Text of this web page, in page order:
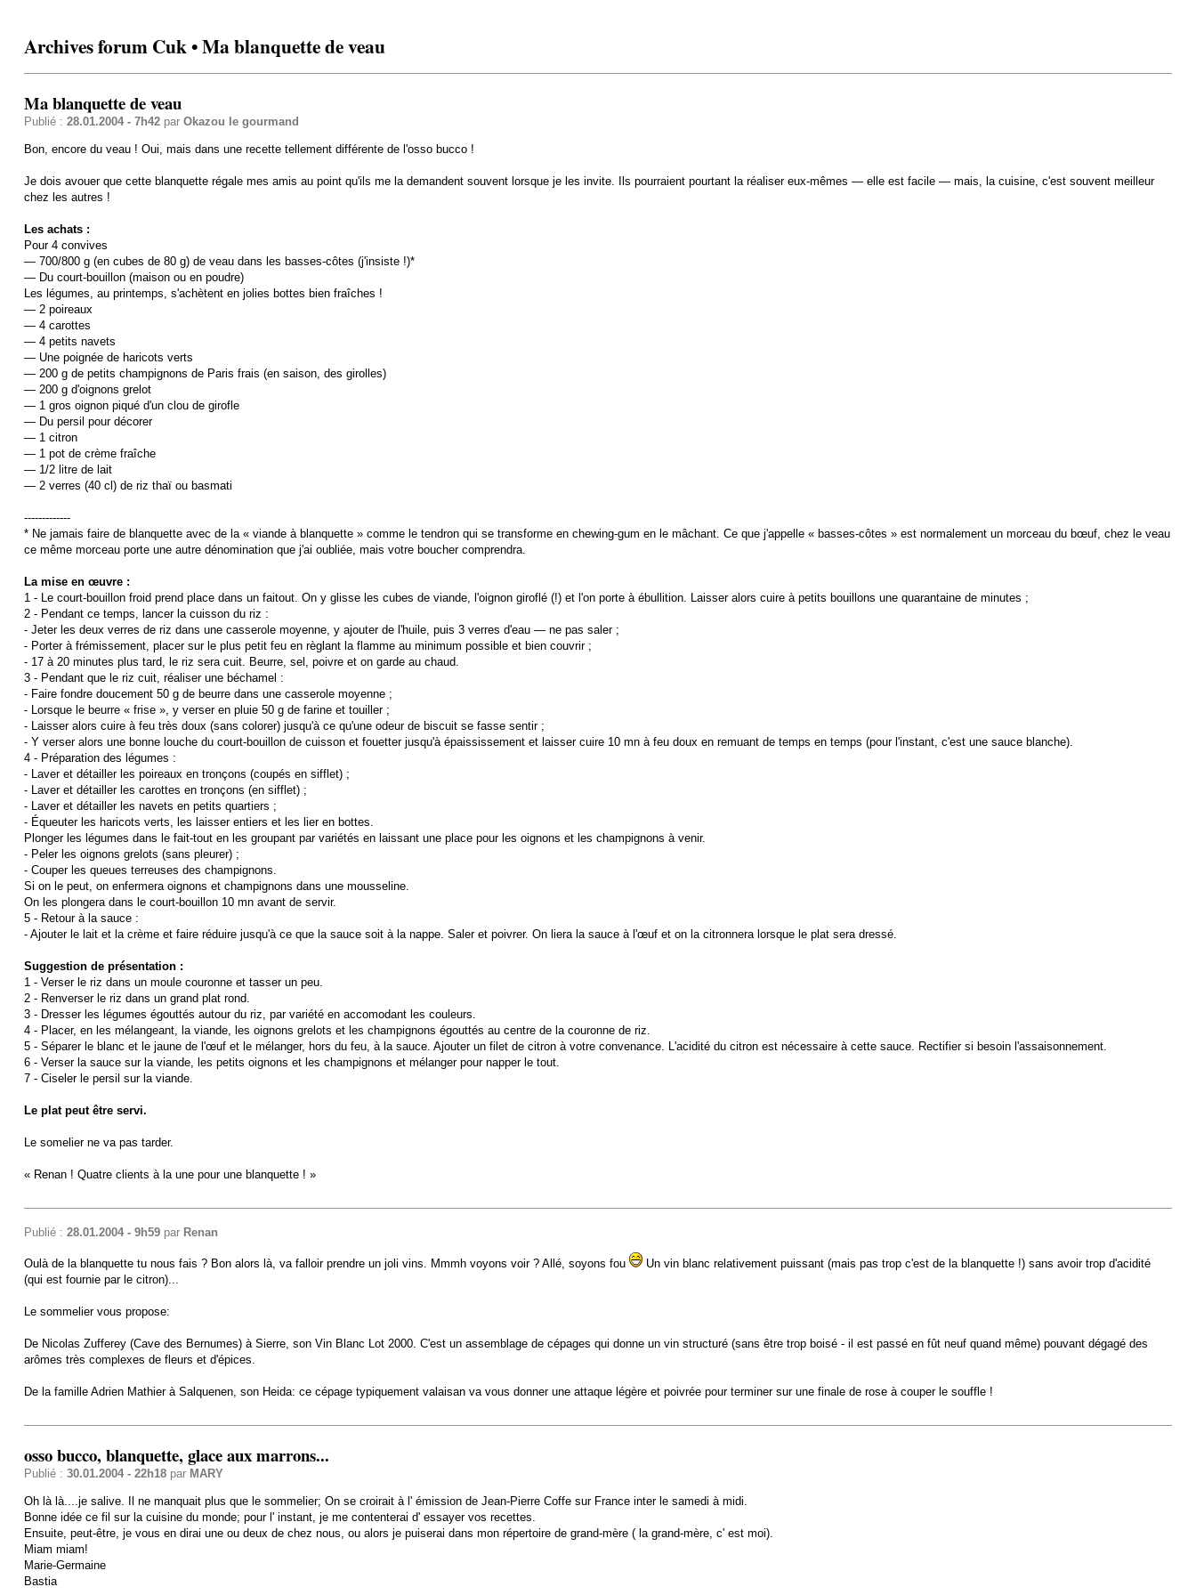
Archives forum Cuk • Ma blanquette de veau
Ma blanquette de veau
Publié : 28.01.2004 - 7h42par Okazou le gourmand
Bon, encore du veau ! Oui, mais dans une recette tellement différente de l'osso bucco !
Je dois avouer que cette blanquette régale mes amis au point qu'ils me la demandent souvent lorsque je les invite. Ils pourraient pourtant la réaliser eux-mêmes — elle est facile — mais, la cuisine, c'est souvent meilleur
chez les autres !
Les achats :
Pour 4 convives
— 700/800 g (en cubes de 80 g) de veau dans les basses-côtes (j'insiste !)*
— Du court-bouillon (maison ou en poudre)
Les légumes, au printemps, s'achètent en jolies bottes bien fraîches !
— 2 poireaux
— 4 carottes
— 4 petits navets
— Une poignée de haricots verts
— 200 g de petits champignons de Paris frais (en saison, des girolles)
— 200 g d'oignons grelot
— 1 gros oignon piqué d'un clou de girofle
— Du persil pour décorer
— 1 citron
— 1 pot de crème fraîche
— 1/2 litre de lait
— 2 verres (40 cl) de riz thaï ou basmati
-------------
* Ne jamais faire de blanquette avec de la « viande à blanquette » comme le tendron qui se transforme en chewing-gum en le mâchant. Ce que j'appelle « basses-côtes » est normalement un morceau du bœuf, chez le veau
ce même morceau porte une autre dénomination que j'ai oubliée, mais votre boucher comprendra.
La mise en œuvre :
1 - Le court-bouillon froid prend place dans un faitout. On y glisse les cubes de viande, l'oignon giroflé (!) et l'on porte à ébullition. Laisser alors cuire à petits bouillons une quarantaine de minutes ;
2 - Pendant ce temps, lancer la cuisson du riz :
- Jeter les deux verres de riz dans une casserole moyenne, y ajouter de l'huile, puis 3 verres d'eau — ne pas saler ;
- Porter à frémissement, placer sur le plus petit feu en règlant la flamme au minimum possible et bien couvrir ;
- 17 à 20 minutes plus tard, le riz sera cuit. Beurre, sel, poivre et on garde au chaud.
3 - Pendant que le riz cuit, réaliser une béchamel :
- Faire fondre doucement 50 g de beurre dans une casserole moyenne ;
- Lorsque le beurre « frise », y verser en pluie 50 g de farine et touiller ;
- Laisser alors cuire à feu très doux (sans colorer) jusqu'à ce qu'une odeur de biscuit se fasse sentir ;
- Y verser alors une bonne louche du court-bouillon de cuisson et fouetter jusqu'à épaississement et laisser cuire 10 mn à feu doux en remuant de temps en temps (pour l'instant, c'est une sauce blanche).
4 - Préparation des légumes :
- Laver et détailler les poireaux en tronçons (coupés en sifflet) ;
- Laver et détailler les carottes en tronçons (en sifflet) ;
- Laver et détailler les navets en petits quartiers ;
- Équeuter les haricots verts, les laisser entiers et les lier en bottes.
Plonger les légumes dans le fait-tout en les groupant par variétés en laissant une place pour les oignons et les champignons à venir.
- Peler les oignons grelots (sans pleurer) ;
- Couper les queues terreuses des champignons.
Si on le peut, on enfermera oignons et champignons dans une mousseline.
On les plongera dans le court-bouillon 10 mn avant de servir.
5 - Retour à la sauce :
- Ajouter le lait et la crème et faire réduire jusqu'à ce que la sauce soit à la nappe. Saler et poivrer. On liera la sauce à l'œuf et on la citronnera lorsque le plat sera dressé.
Suggestion de présentation :
1 - Verser le riz dans un moule couronne et tasser un peu.
2 - Renverser le riz dans un grand plat rond.
3 - Dresser les légumes égouttés autour du riz, par variété en accomodant les couleurs.
4 - Placer, en les mélangeant, la viande, les oignons grelots et les champignons égouttés au centre de la couronne de riz.
5 - Séparer le blanc et le jaune de l'œuf et le mélanger, hors du feu, à la sauce. Ajouter un filet de citron à votre convenance. L'acidité du citron est nécessaire à cette sauce. Rectifier si besoin l'assaisonnement.
6 - Verser la sauce sur la viande, les petits oignons et les champignons et mélanger pour napper le tout.
7 - Ciseler le persil sur la viande.
Le plat peut être servi.
Le somelier ne va pas tarder.
« Renan ! Quatre clients à la une pour une blanquette ! »
Publié : 28.01.2004 - 9h59par Renan
Oulà de la blanquette tu nous fais ? Bon alors là, va falloir prendre un joli vins. Mmmh voyons voir ? Allé, soyons fou
Un vin blanc relativement puissant (mais pas trop c'est de la blanquette !) sans avoir trop d'acidité
(qui est fournie par le citron)...
Le sommelier vous propose:
De Nicolas Zufferey (Cave des Bernumes) à Sierre, son Vin Blanc Lot 2000. C'est un assemblage de cépages qui donne un vin structuré (sans être trop boisé - il est passé en fût neuf quand même) pouvant dégagé des
arômes très complexes de fleurs et d'épices.
De la famille Adrien Mathier à Salquenen, son Heida: ce cépage typiquement valaisan va vous donner une attaque légère et poivrée pour terminer sur une finale de rose à couper le souffle !
osso bucco, blanquette, glace aux marrons...
Publié : 30.01.2004 - 22h18par MARY
Oh là là....je salive. Il ne manquait plus que le sommelier; On se croirait à l' émission de Jean-Pierre Coffe sur France inter le samedi à midi.
Bonne idée ce fil sur la cuisine du monde; pour l' instant, je me contenterai d' essayer vos recettes.
Ensuite, peut-être, je vous en dirai une ou deux de chez nous, ou alors je puiserai dans mon répertoire de grand-mère ( la grand-mère, c' est moi).
Miam miam!
Marie-Germaine
Bastia